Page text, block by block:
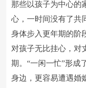
那些以孩子为中心的
心，一时间没有了共
身体步入更年期的阶
对孩子无比挂心，对
期。“一闲一忙”形成
身边，更容易遭遇婚